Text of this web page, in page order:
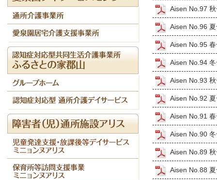
Aisen No.97
Aisen No.96
Aisen No.95
Aisen No.94
Aisen No.93
Aisen No.92
Aisen No.91
Aisen No.90
Aisen No.89
Aisen No.88